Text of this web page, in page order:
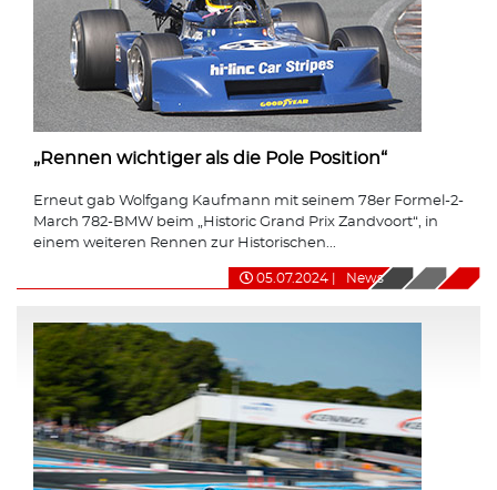
„Rennen wichtiger als die Pole Position“
Erneut gab Wolfgang Kaufmann mit seinem 78er Formel-2-
March 782-BMW beim „Historic Grand Prix Zandvoort“, in
einem weiteren Rennen zur Historischen...
05.07.2024 News